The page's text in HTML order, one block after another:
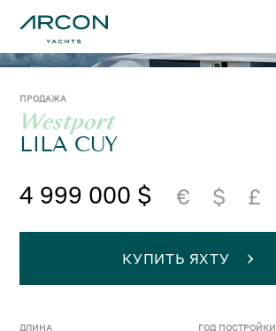
ПРОДАЖА
Westport
LILA CUY
4 999 000 $ € $ £
ДЛИНА ГОД ПОСТРОЙКИ
КУПИТЬ ЯХТУ